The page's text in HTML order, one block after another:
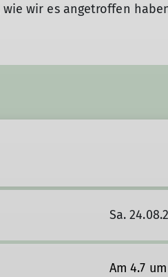
wir es angetroffen
Sa.
Am 4.7